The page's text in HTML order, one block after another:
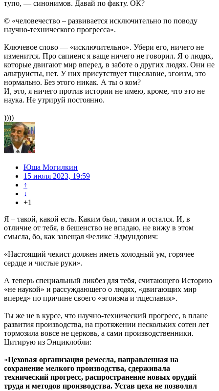
тупо, — синонимов. Давай по факту. ОК?
© «человечество – развивается исключительно по поводу
научно-технического прогресса».
Ключевое слово — «исключительно». Убери его, ничего не
изменится. Про сапиенс я ваще ничего не говорил. Я о людях,
которые двигают мир вперед, в заботе о других людях. Они не
альтруисты, нет. У них присутствует тщеславие, эгоизм, это
нормально. Без этого никак. А ты о ком?
И, это, я ничего против истории не имею, кроме, что это не
наука. Не утрируй постоянно.
))))
Юша Могилкин
15 июля 2023, 19:59
↑
↓
+1
Я – такой, какой есть. Каким был, таким и остался. И, в
отличие от тебя, в бешенство не впадаю, не вижу в этом
смысла, бо, как завещал Феликс Эдмундович:
«Настоящий чекист должен иметь холодный ум, горячее
сердце и чистые руки».
А теперь специальный ликбез для тебя, считающего Историю
«не наукой» и рассуждающего о людях, «двигающих мир
вперед» по причине своего «эгоизма и тщеславия».
Ты же не в курсе, что научно-технический прогресс, в плане
развития производства, на протяжении нескольких сотен лет
тормозила вовсе не церковь, а сами производственники.
Цитирую из Энциклобли:
«Цеховая организация ремесла, направленная на
сохранение мелкого производства, сдерживала
технический прогресс, распространение новых орудий
труда и методов производства. Устав цеха не позволял